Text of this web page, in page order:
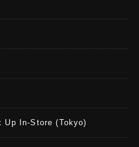
Up In-Store (Tokyo)